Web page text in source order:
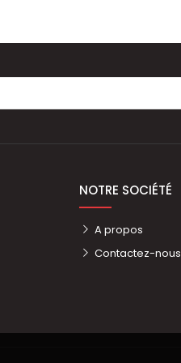
NOTRE SOCIÉTÉ
A propos
Contactez-nous